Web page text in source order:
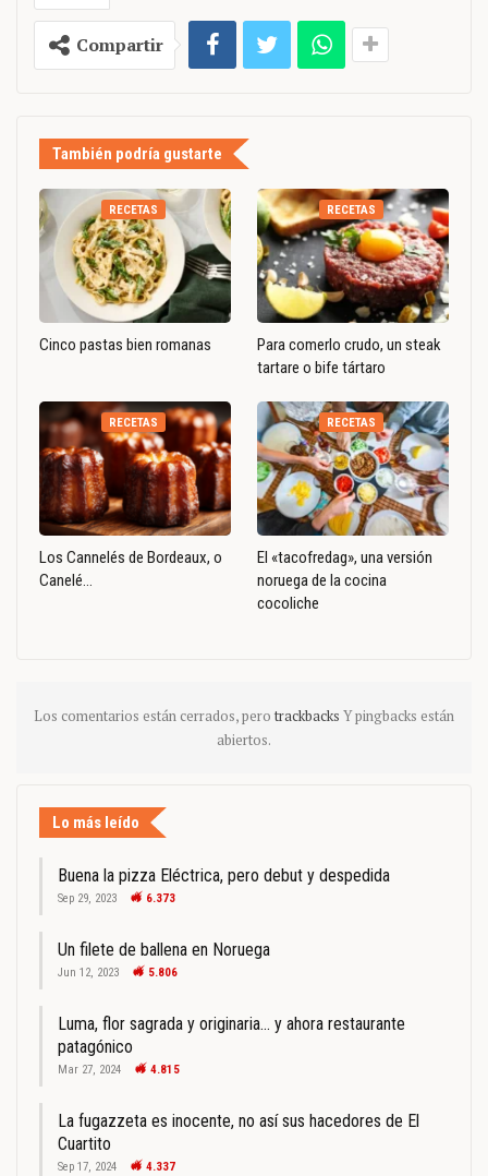
Compartir
También podría gustarte
RECETAS
Cinco pastas bien romanas
RECETAS
Para comerlo crudo, un steak
tartare o bife tártaro
RECETAS
Los Cannelés de Bordeaux, o
Canelé…
RECETAS
El «tacofredag», una versión
noruega de la cocina
cocoliche
Los comentarios están cerrados, pero trackbacks Y pingbacks están
abiertos.
Lo más leído
Buena la pizza Eléctrica, pero debut y despedida
Sep 29, 2023 6.373
Un filete de ballena en Noruega
Jun 12, 2023 5.806
Luma, flor sagrada y originaria… y ahora restaurante
patagónico
Mar 27, 2024 4.815
La fugazzeta es inocente, no así sus hacedores de El
Cuartito
Sep 17, 2024 4.337